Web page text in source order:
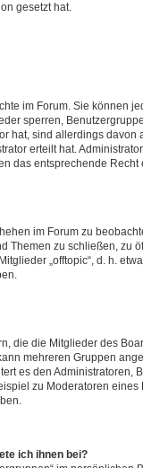
gesetzt hat.
im Forum. Sie können
sperren,
hat, sind allerdings
erteilt hat.
das entsprechende Recht
im Forum zu
Themen zu schließen, zu
„offtopic“, d. h.
die die Mitglieder des
mehreren Gruppen
es den Administratoren,
zu Moderatoren
ich ihnen bei?